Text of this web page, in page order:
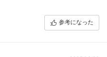
参考になった